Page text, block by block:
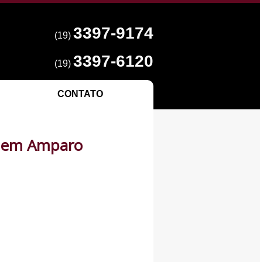
(19) 3397-9174
(19) 3397-6120
CONTATO
Amparo